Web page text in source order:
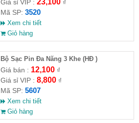
Giá sỉ VIP : 23,100₫
Mã SP: 3520
Xem chi tiết
Giỏ hàng
Bộ Sạc Pin Đa Năng 3 Khe (HĐ )
Giá bán : 12,100₫
Giá sỉ VIP : 8,800₫
Mã SP: 5607
Xem chi tiết
Giỏ hàng